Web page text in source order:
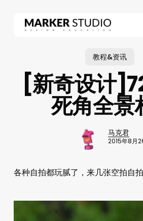
教程&资讯
[新奇设计
死角全景
马克君
2015年8月
各种自拍都玩腻了，来几张空拍自拍